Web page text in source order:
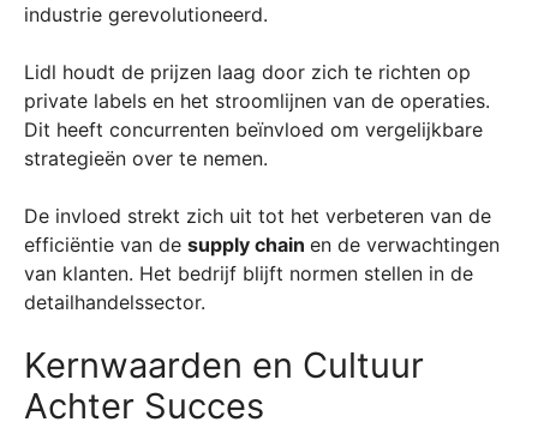
industrie gerevolutioneerd.
Lidl houdt de prijzen laag door zich te richten op
private labels en het stroomlijnen van de operaties.
Dit heeft concurrenten beïnvloed om vergelijkbare
strategieën over te nemen.
De invloed strekt zich uit tot het verbeteren van de
efficiëntie van de supply chain en de verwachtingen
van klanten. Het bedrijf blijft normen stellen in de
detailhandelssector.
Kernwaarden en Cultuur
Achter Succes